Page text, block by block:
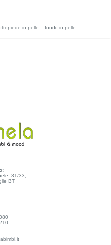
in pelle – fondo in pelle
31/33,
BT